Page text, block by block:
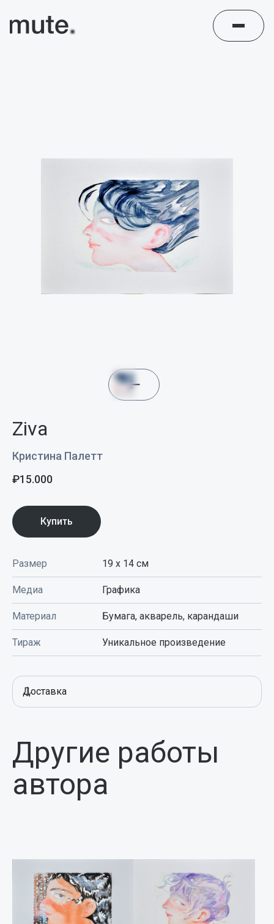
Ziva
Кристина Палетт
₽15.000
Купить
Размер 19 x 14см
Медиа Графика
Материал Бумага, акварель, карандаши
Тираж Уникальное произведение
Доставка
Другие работы
автора